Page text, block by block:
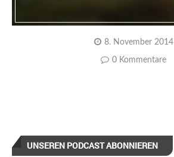
8. November 2014
0 Kommentare
UNSEREN PODCAST ABONNIEREN